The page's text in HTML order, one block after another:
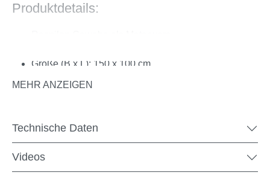
Produktdetails:
Größe (B x L): 150 x 100 cm
UV-Schutz
MEHR ANZEIGEN
Technische Daten
Videos